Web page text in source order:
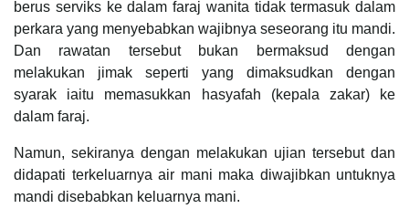
berus serviks ke dalam faraj wanita tidak termasuk dalam
perkara yang menyebabkan wajibnya seseorang itu mandi.
Dan rawatan tersebut bukan bermaksud dengan
melakukan jimak seperti yang dimaksudkan dengan
syarak iaitu memasukkan hasyafah (kepala zakar) ke
dalam faraj.
Namun, sekiranya dengan melakukan ujian tersebut dan
didapati terkeluarnya air mani maka diwajibkan untuknya
mandi disebabkan keluarnya mani.